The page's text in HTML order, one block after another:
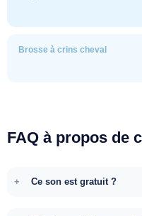
Brosse à crins cheval
FAQ à propos de
Ce son est gratuit ?